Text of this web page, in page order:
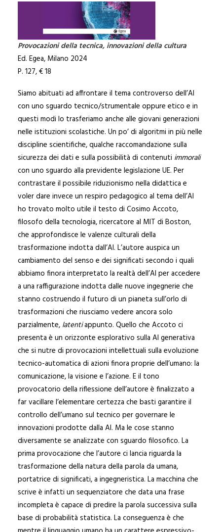
Provocazioni della tecnica, innovazioni della cultura
Ed. Egea, Milano 2024
P. 127, € 18
Siamo abituati ad affrontare il tema controverso dell’AI
con uno sguardo tecnico/strumentale oppure etico e in
questi modi lo trasferiamo anche alle giovani generazioni
nelle istituzioni scolastiche. Un po’ di algoritmi in più nelle
discipline scientifiche, qualche raccomandazione sulla
sicurezza dei dati e sulla possibilità di contenuti immorali
con uno sguardo alla previdente legislazione UE. Per
contrastare il possibile riduzionismo nella didattica e
voler dare invece un respiro pedagogico al tema dell’AI
ho trovato molto utile il testo di Cosimo Accoto,
filosofo della tecnologia, ricercatore al MIT di Boston,
che approfondisce le valenze culturali della
trasformazione indotta dall’AI. L’autore auspica un
cambiamento del senso e dei significati secondo i quali
abbiamo finora interpretato la realtà dell’AI per accedere
a una raffigurazione indotta dalle nuove ingegnerie che
stanno costruendo il futuro di un pianeta sull’orlo di
trasformazioni che riusciamo vedere ancora solo
parzialmente, latentiappunto. Quello che Accoto ci
presenta è un orizzonte esplorativo sulla AI generativa
che si nutre di provocazioni intellettuali sulla evoluzione
tecnico-automatica di azioni finora proprie dell’umano: la
comunicazione, la visione e l’azione. E il tono
provocatorio della riflessione dell’autore è finalizzato a
far vacillare l’elementare certezza che basti garantire il
controllo dell’umano sul tecnico per governare le
innovazioni prodotte dalla AI. Ma le cose stanno
diversamente se analizzate con sguardo filosofico. La
prima provocazione che l’autore ci lancia riguarda la
trasformazione della natura della parola da umana,
portatrice di significati, a ingegneristica. La macchina che
scrive è infatti un sequenziatore che data una frase
incompleta è capace di predire la parola successiva sulla
base di probabilità statistica. La conseguenza è che